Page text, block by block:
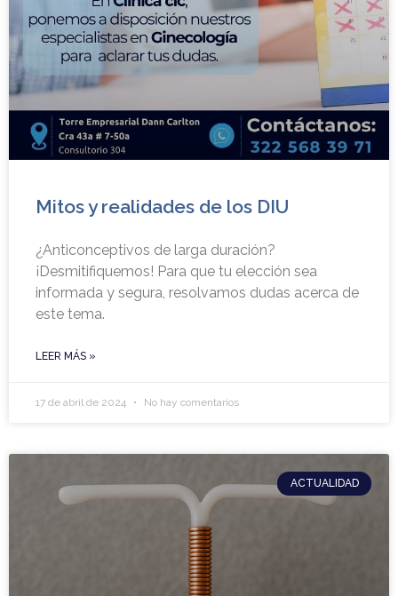
Mitos y realidades de los DIU
¿Anticonceptivos de larga duración?
¡Desmitifiquemos! Para que tu elección sea
informada y segura, resolvamos dudas acerca de
este tema.
LEER MÁS »
17 de abril de 2024 No hay comentarios
ACTUALIDAD